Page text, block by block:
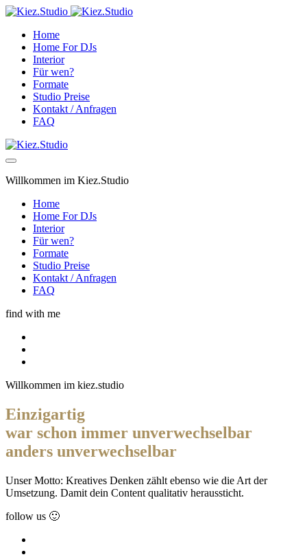
Home
Home For DJs
Interior
Für wen?
Formate
Studio Preise
Kontakt / Anfragen
FAQ
Willkommen im Kiez.Studio
Home
Home For DJs
Interior
Für wen?
Formate
Studio Preise
Kontakt / Anfragen
FAQ
find with me
Willkommen im kiez.studio
Einzigartig
war schon immer unverwechselbar
anders unverwechselbar
Unser Motto: Kreatives Denken zählt ebenso wie die Art der
Umsetzung. Damit dein Content qualitativ heraussticht.
follow us 🙂